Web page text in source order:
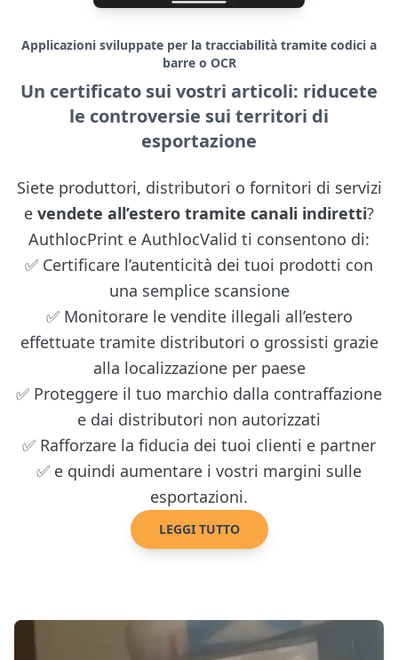
Applicazioni sviluppate per la tracciabilità tramite codici a
barre o OCR
Un certificato sui vostri articoli: riducete
le controversie sui territori di
esportazione
Siete produttori, distributori o fornitori di servizi
e vendete all’estero tramite canali indiretti?
AuthlocPrint e AuthlocValid ti consentono di:
✅ Certificare l’autenticità dei tuoi prodotti con
una semplice scansione
✅ Monitorare le vendite illegali all’estero
effettuate tramite distributori o grossisti grazie
alla localizzazione per paese
✅ Proteggere il tuo marchio dalla contraffazione
e dai distributori non autorizzati
✅ Rafforzare la fiducia dei tuoi clienti e partner
✅ e quindi aumentare i vostri margini sulle
esportazioni.
LEGGI TUTTO